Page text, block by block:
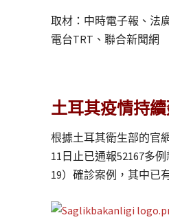
取材：中時電子報、法
電台TRT、聯合新聞網
土耳其疫情持
根據土耳其衛生部的官
11日止已通報52167多
19）確診案例，其中已